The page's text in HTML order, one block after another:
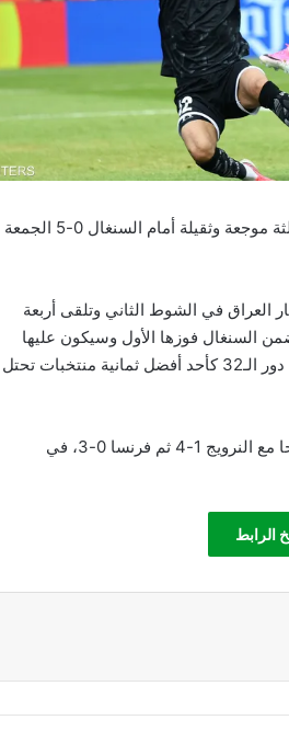
ودع منتخب العراق مونديال 2026 في كرة القدم رسميا بخسارة ثالثة موجعة وثقيلة أمام السنغال 0-5 الجمعة
التسجيل (4)، طُرد المدافع ريبين سولاقا (13)، ثم انهار العراق في الشوط الثاني وتلقى أربعة
سار (56) وباب غي (59، 71)، وإيليمان ندياي (82)، لتضمن السنغال فوزها الأول وسيكون عليها
انتظار نتائج باقي مباريات الجولة الثالثة لمعرفة مصيرها وما إذا كانت ستبلغ دور الـ32 كأحد أفضل ثمانية منتخبات تحتل
وهذه المشاركة الثانية في المونديال للعراق بعد 1986، علما بأنه خسر افتتاحا مع النرويج 1-4 ثم فرنسا 0-3، في
الرابط